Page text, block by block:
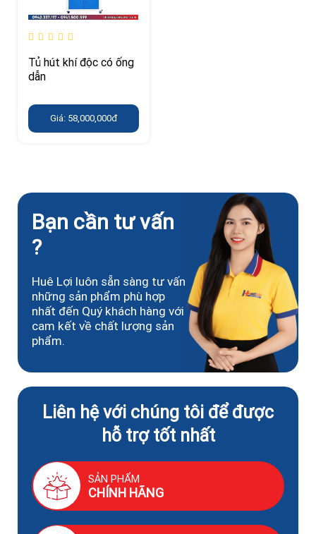
Tủ hút khí độc có ống
dẫn
Giá: 58,000,000đ
Bạn cần tư vấn
?
Huê Lợi luôn sẵn sàng tư vấn
những sản phẩm phù hợp
nhất đến Quý khách hàng với
cam kết về chất lượng sản
phẩm.
Liên hệ với chúng tôi để được
hỗ trợ tốt nhất
SẢN PHẨM
CHÍNH HÃNG